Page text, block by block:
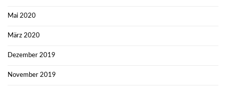
Mai 2020
März 2020
Dezember 2019
November 2019